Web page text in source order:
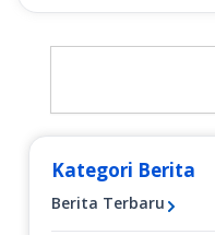
Kategori Berita
Berita Terbaru